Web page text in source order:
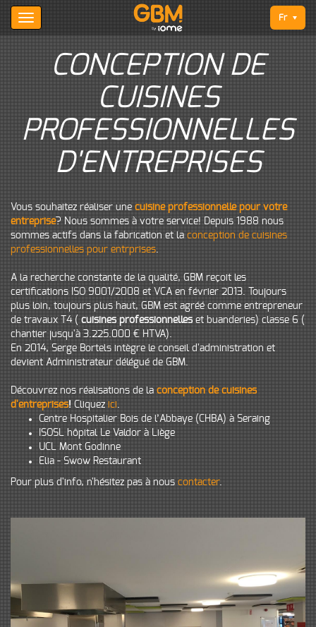
Fr
CONCEPTION DE
CUISINES
PROFESSIONNELLES
D'ENTREPRISES
Vous souhaitez réaliser une cuisine professionnelle pour votre
entreprise? Nous sommes à votre service! Depuis 1988 nous
sommes actifs dans la fabrication et la conception de cuisines
professionnelles pour entrprises.
A la recherche constante de la qualité, GBM reçoit les
certifications ISO 9001/2008 et VCA en février 2013. Toujours
plus loin, toujours plus haut, GBM est agréé comme entrepreneur
de travaux T4 ( cuisines professionnelles et buanderies) classe 6 (
chantier jusqu'à 3.225.000 € HTVA).
En 2014, Serge Bortels intègre le conseil d'administration et
devient Administrateur délégué de GBM.
Découvrez nos réalisations de la conception de cuisines
d'entreprises! Cliquez ici .
Centre Hospitalier Bois de l’Abbaye (CHBA) à Seraing
ISOSL hôpital Le Valdor à Liège
UCL Mont Godinne
Elia - Swow Restaurant
Pour plus d'info, n'hésitez pas à nous contacter.